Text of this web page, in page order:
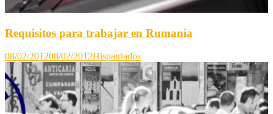
Requisitos para trabajar en Rumania
08/02/201208/02/2012Hispatriados